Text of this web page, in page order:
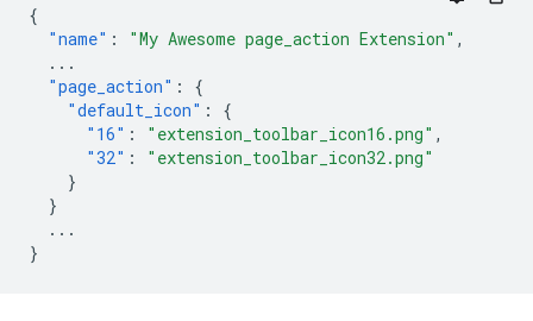
{
"name" : "My Awesome page_action Extension" ,
...
"page_action" :
{
"default_icon" :
{
"16" : "extension_toolbar_icon16.png" ,
"32" :
"extension_toolbar_icon32.png"
}
}
...
}